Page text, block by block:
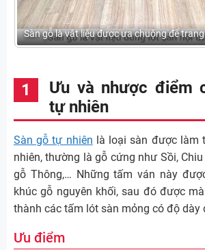
Sàn gỗ là vật liệu được ưa chuộng để
Ưu và nhược điểm
tự nhiên
Sàn gỗ tự nhiên là loại sàn được làm
nhiên, thường là gỗ cứng như Sồi,
gỗ Thông,… Những tấm ván này
khúc gỗ nguyên khối, sau đó được
thành các tấm lót sàn mỏng có độ dày
Ưu điểm